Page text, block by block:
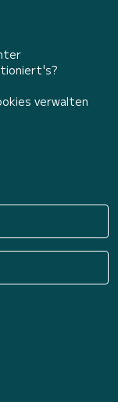
verwalten